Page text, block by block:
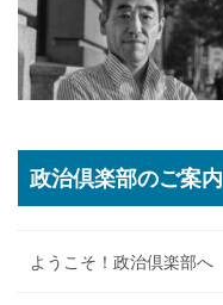
政治倶楽部のご案内
ようこそ！政治倶楽部へ